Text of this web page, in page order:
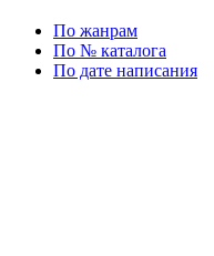
По жанрам
По № каталога
По дате написания